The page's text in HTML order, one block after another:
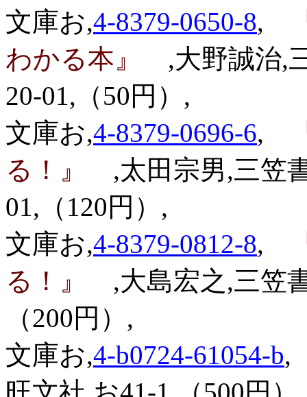
文庫お,4-8379-0650-8,
わかる本』 ,大野誠治,
20-01,（50円）,
文庫お,4-8379-0696-6,
る！』 ,太田宗男,三笠
01,（120円）,
文庫お,4-8379-0812-8,
る！』 ,大島宏之,三笠
（200円）,
文庫お,4-b0724-61054-b,